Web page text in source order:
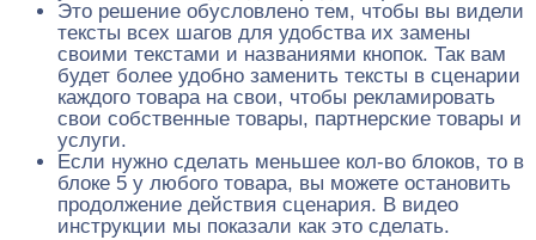
Это решение обусловлено тем, чтобы вы видели
тексты всех шагов для удобства их замены
своими текстами и названиями кнопок. Так вам
будет более удобно заменить тексты в сценарии
каждого товара на свои, чтобы рекламировать
свои собственные товары, партнерские товары и
услуги.
Если нужно сделать меньшее кол-во блоков, то в
блоке 5 у любого товара, вы можете остановить
продолжение действия сценария. В видео
инструкции мы показали как это сделать.